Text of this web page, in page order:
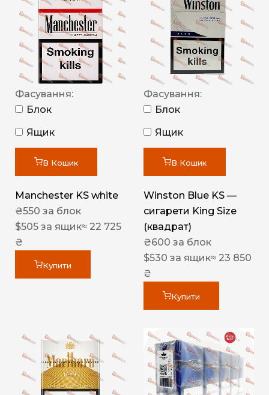
Фасування:
Блок
Ящик
В Кошик
Manchester KS white
₴550 за блок
$505 за ящик≈ 22 725
₴
Купити
Фасування:
Блок
Ящик
В Кошик
Winston Blue KS —
сигарети King Size
(квадрат)
₴600 за блок
$530 за ящик≈ 23 850
₴
Купити